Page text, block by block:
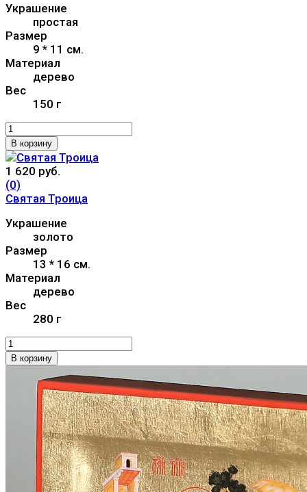
Украшение
простая
Размер
9 * 11 см.
Материал
дерево
Вес
150 г
В корзину
1 620 руб.
(0)
Святая Троица
Украшение
золото
Размер
13 * 16 см.
Материал
дерево
Вес
280 г
В корзину